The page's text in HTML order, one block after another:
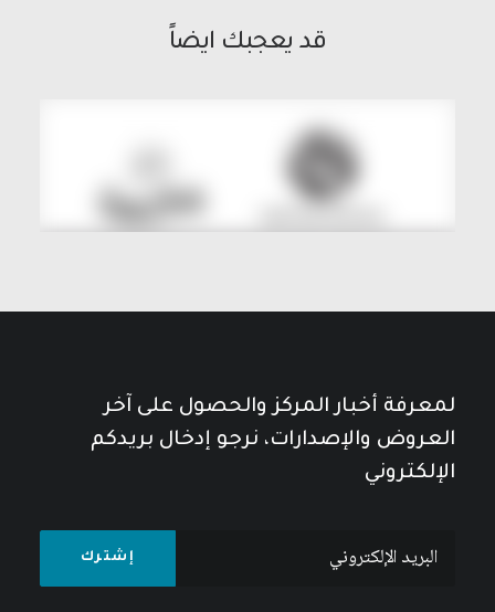
قد يعجبك ايضاً
لمعرفة أخبار المركز والحصول على آخر
العروض والإصدارات، نرجو إدخال بريدكم
الإلكتروني